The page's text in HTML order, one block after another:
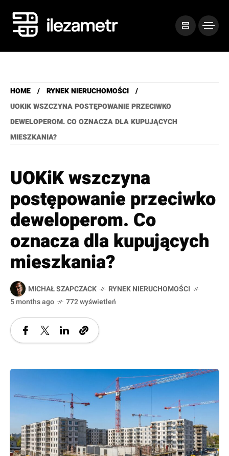
HOME
RYNEK NIERUCHOMOŚCI
UOKIK WSZCZYNA POSTĘPOWANIE PRZECIWKO
DEWELOPEROM. CO OZNACZA DLA KUPUJĄCYCH
MIESZKANIA?
UOKiK wszczyna
postępowanie przeciwko
deweloperom. Co
oznacza dla kupujących
mieszkania?
MICHAŁ SZAPCZACK
RYNEK NIERUCHOMOŚCI
5 months ago
772 wyświetleń